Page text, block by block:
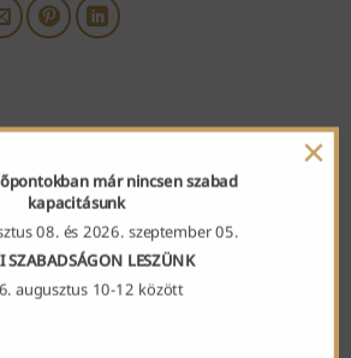
már nincsen szabad
kapacitásunk
08. és 2026. szeptember 05.
SZABADSÁGON LESZÜNK
augusztus 10-12 között
×